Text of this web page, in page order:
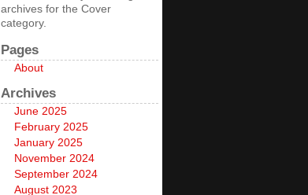
archives for the Cover
category.
Pages
About
Archives
June 2025
February 2025
January 2025
November 2024
September 2024
August 2023